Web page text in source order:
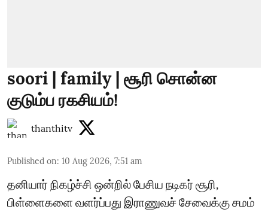
soori | family | சூரி சொன்ன
குடும்ப ரகசியம்!
thanthitv
Published on: 10 Aug 2026, 7:51 am
தனியார் நிகழ்ச்சி ஒன்றில் பேசிய நடிகர் சூரி,
பிள்ளைகளை வளர்ப்பது இராணுவச் சேவைக்கு சமம்